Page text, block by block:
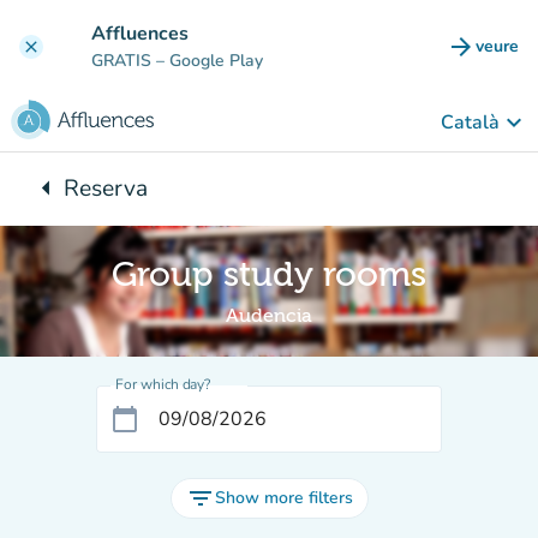
clear Affluences
GRATIS – Google Play arrow_forward veure
(new
Català keyboard_arrow_down
arrow_leftBack to:
Reserva
Group study rooms
Audencia
For which day?
calendar_today
filter_listShow more filters